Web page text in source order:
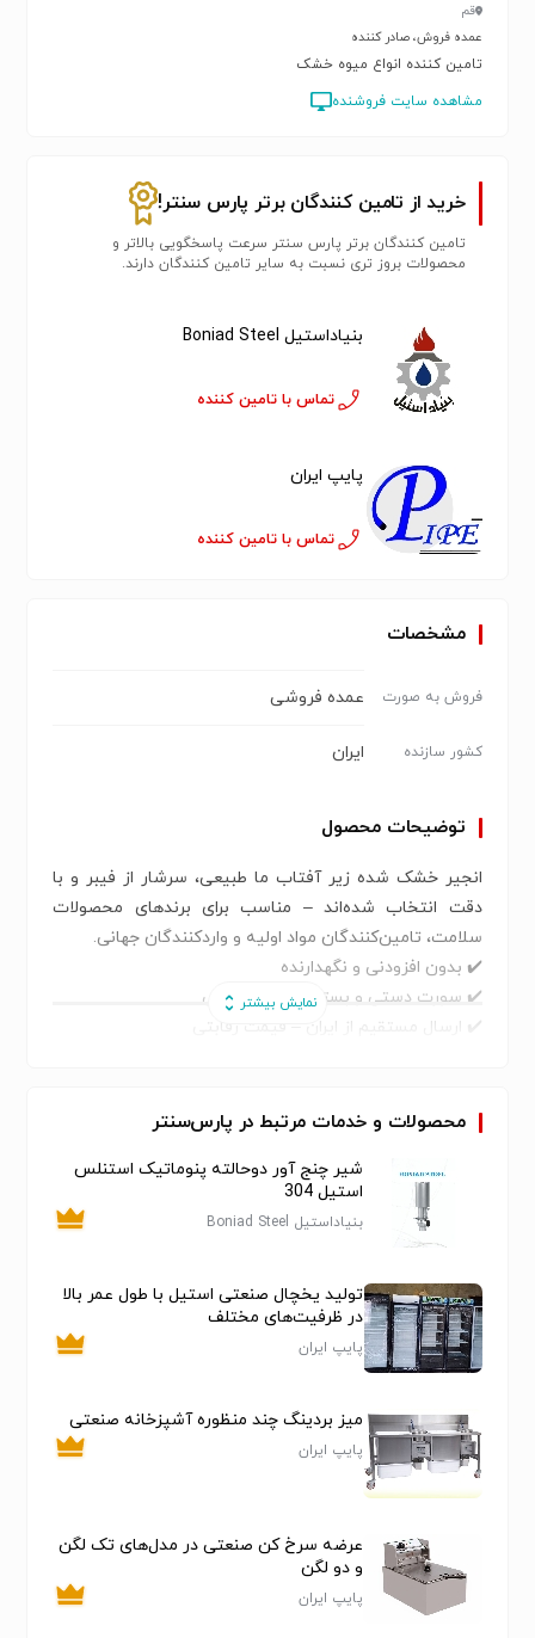
قم
عمده فروش، صادر کننده
تامین کننده انواع میوه خشک
مشاهده سایت فروشنده
خرید از تامین کنندگان برتر پارس سنتر!
تامین کنندگان برتر پارس سنتر سرعت پاسخگویی بالاتر و
محصولات بروز تری نسبت به سایر تامین کنندگان دارند.
بنیاداستیل Boniad Steel
تماس با تامین کننده
پایپ ایران
تماس با تامین کننده
مشخصات
فروش به صورت عمده فروشی
کشور سازنده ایران
توضیحات محصول
انجیر خشک شده زیر آفتاب ما طبیعی، سرشار از فیبر و با
دقت انتخاب شده‌اند – مناسب برای برندهای محصولات
سلامت، تامین‌کنندگان مواد اولیه و واردکنندگان جهانی.
✔️ بدون افزودنی و نگهدارنده
✔️ سورت دستی و بسته‌بندی اختصاصی
✔️ ارسال مستقیم از ایران – قیمت رقابتی
بگیرید:
📩 تلگرام: @aramisdriedfruit04
📸 اینستاگرام: @aramisdried_fruit
محصولات و خدمات مرتبط در پارس‌سنتر
شیر چنج آور دوحالته پنوماتیک استنلس
استیل 304
بنیاداستیل Boniad Steel
تولید یخچال صنعتی استیل با طول عمر بالا
در ظرفیت‌های مختلف
پایپ ایران
میز بردینگ چند منظوره آشپزخانه صنعتی
پایپ ایران
عرضه سرخ کن صنعتی در مدل‌های تک لگن
و دو لگن
پایپ ایران